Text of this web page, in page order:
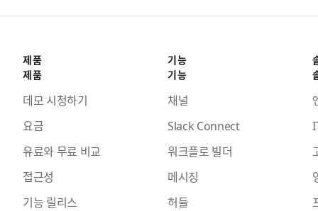
제품
제품
데모 시청하기
요금
유료와 무료 비교
접근성
기능 릴리스
기능
기능
채널
Slack Connect
워크플로 빌더
메시징
허들